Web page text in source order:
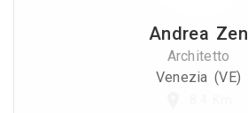
Andrea Zen
Architetto
Venezia (VE)